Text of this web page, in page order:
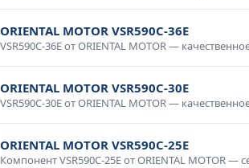
ORIENTAL MOTOR VSR590C-36E
ORIENTAL MOTOR VSR590C-30E
ORIENTAL MOTOR VSR590C-25E